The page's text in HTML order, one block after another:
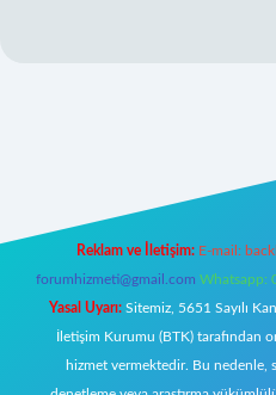
Reklam ve İletişim: E-mail:
forumhizmeti@gmail.com Whatsapp:
Yasal Uyarı: Sitemiz, 5651 Sayılı
İletişim Kurumu (BTK) tarafından
hizmet vermektedir. Bu